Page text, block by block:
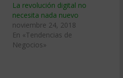
La revolución digital no
necesita nada nuevo
noviembre 24, 2018
En «Tendencias de
Negocios»